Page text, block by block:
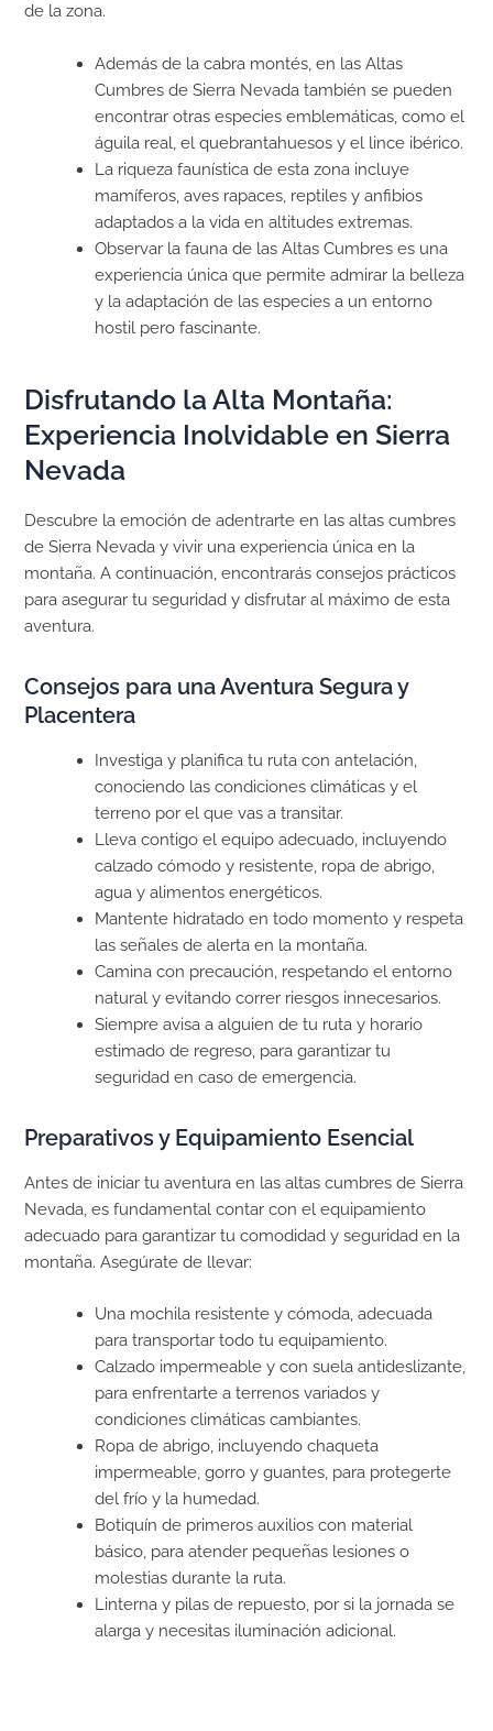
de la zona.
Además de la cabra montés, en las Altas
Cumbres de Sierra Nevada también se pueden
encontrar otras especies emblemáticas, como el
águila real, el quebrantahuesos y el lince ibérico.
La riqueza faunística de esta zona incluye
mamíferos, aves rapaces, reptiles y anfibios
adaptados a la vida en altitudes extremas.
Observar la fauna de las Altas Cumbres es una
experiencia única que permite admirar la belleza
y la adaptación de las especies a un entorno
hostil pero fascinante.
Disfrutando la Alta Montaña:
Experiencia Inolvidable en Sierra
Nevada
Descubre la emoción de adentrarte en las altas cumbres
de Sierra Nevada y vivir una experiencia única en la
montaña. A continuación, encontrarás consejos prácticos
para asegurar tu seguridad y disfrutar al máximo de esta
aventura.
Consejos para una Aventura Segura y
Placentera
Investiga y planifica tu ruta con antelación,
conociendo las condiciones climáticas y el
terreno por el que vas a transitar.
Lleva contigo el equipo adecuado, incluyendo
calzado cómodo y resistente, ropa de abrigo,
agua y alimentos energéticos.
Mantente hidratado en todo momento y respeta
las señales de alerta en la montaña.
Camina con precaución, respetando el entorno
natural y evitando correr riesgos innecesarios.
Siempre avisa a alguien de tu ruta y horario
estimado de regreso, para garantizar tu
seguridad en caso de emergencia.
Preparativos y Equipamiento Esencial
Antes de iniciar tu aventura en las altas cumbres de Sierra
Nevada, es fundamental contar con el equipamiento
adecuado para garantizar tu comodidad y seguridad en la
montaña. Asegúrate de llevar:
Una mochila resistente y cómoda, adecuada
para transportar todo tu equipamiento.
Calzado impermeable y con suela antideslizante,
para enfrentarte a terrenos variados y
condiciones climáticas cambiantes.
Ropa de abrigo, incluyendo chaqueta
impermeable, gorro y guantes, para protegerte
del frío y la humedad.
Botiquín de primeros auxilios con material
básico, para atender pequeñas lesiones o
molestias durante la ruta.
Linterna y pilas de repuesto, por si la jornada se
alarga y necesitas iluminación adicional.